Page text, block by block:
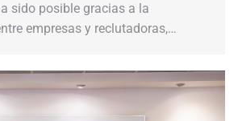
sido posible gracias a la
empresas y reclutadoras,…